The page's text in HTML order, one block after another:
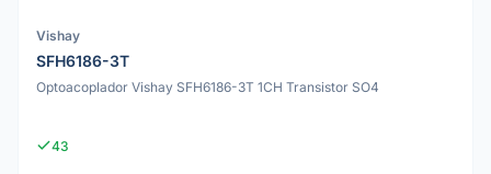
Vishay
SFH6186-3T
Optoacoplador Vishay SFH6186-3T 1CH Transistor SO4
43